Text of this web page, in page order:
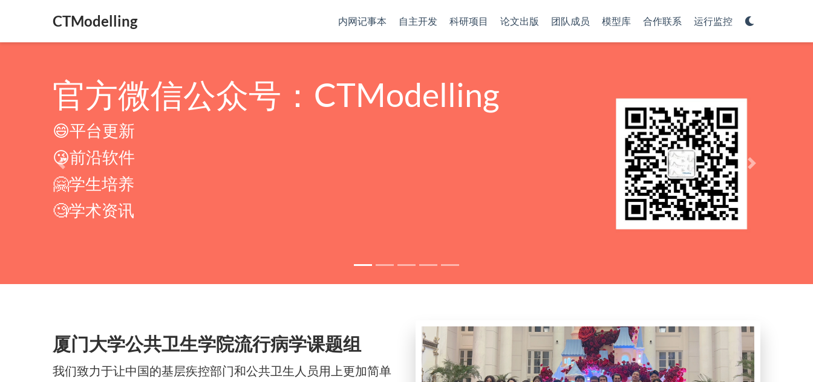
CTModelling 内网记事本 自主开发 科研项目 论文出版 团队成员 模型库 合作联系 运行监控
官方微信公众号：CTModelling
😄平台更新
😘前沿软件
🤗学生培养
🧐学术资讯
Previous Next
厦门大学公共卫生学院流行病学课题组
我们致力于让中国的基层疾控部门和公共卫生人员用上更加简单